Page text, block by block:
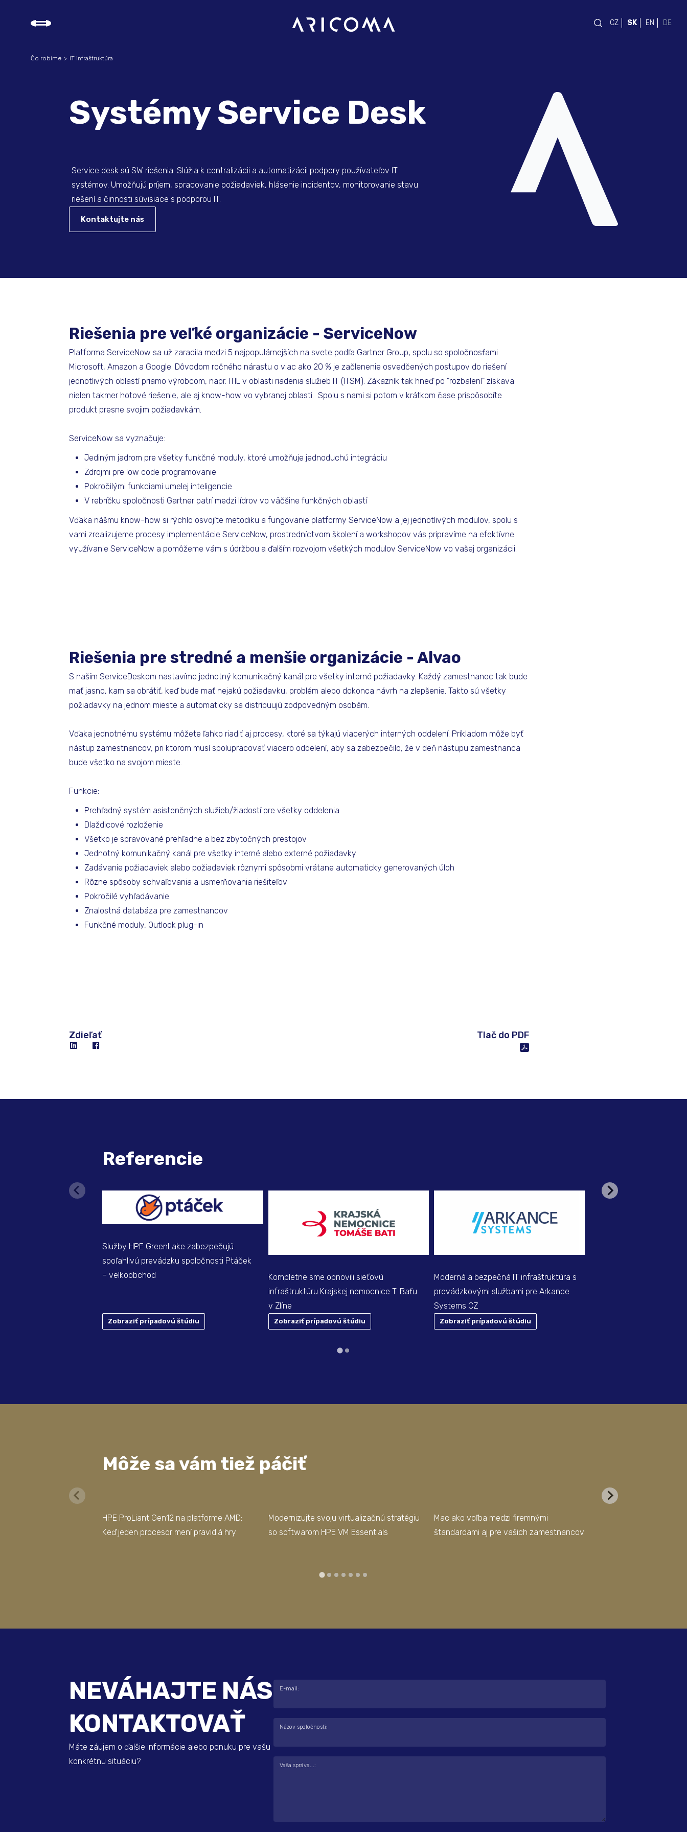
CZ SK EN DE
Systémy Service Desk
Service desk sú SW riešenia. Slúžia k centralizácii a automatizácii podpory používateľov IT
systémov. Umožňujú príjem, spracovanie požiadaviek, hlásenie incidentov, monitorovanie stavu
riešení a činnosti súvisiace s podporou IT.
Kontaktujte nás
Čo robíme IT infraštruktúra
Riešenia pre veľké organizácie - ServiceNow
Platforma ServiceNow sa už zaradila medzi 5 najpopulárnejších na svete podľa Gartner Group, spolu so spoločnosťami
Microsoft, Amazon a Google. Dôvodom ročného nárastu o viac ako 20 % je začlenenie osvedčených postupov do riešení
jednotlivých oblastí priamo výrobcom, napr. ITIL v oblasti riadenia služieb IT (ITSM). Zákazník tak hneď po "rozbalení" získava
nielen takmer hotové riešenie, ale aj know-how vo vybranej oblasti. Spolu s nami si potom v krátkom čase prispôsobíte
produkt presne svojim požiadavkám.
ServiceNow sa vyznačuje:
Jediným jadrom pre všetky funkčné moduly, ktoré umožňuje jednoduchú integráciu
Zdrojmi pre low code programovanie
Pokročilými funkciami umelej inteligencie
V rebríčku spoločnosti Gartner patrí medzi lídrov vo väčšine funkčných oblastí
Vďaka nášmu know-how si rýchlo osvojíte metodiku a fungovanie platformy ServiceNow a jej jednotlivých modulov, spolu s
vami zrealizujeme procesy implementácie ServiceNow, prostredníctvom školení a workshopov vás pripravíme na efektívne
využívanie ServiceNow a pomôžeme vám s údržbou a ďalším rozvojom všetkých modulov ServiceNow vo vašej organizácii.
Riešenia pre stredné a menšie organizácie - Alvao
S naším ServiceDeskom nastavíme jednotný komunikačný kanál pre všetky interné požiadavky. Každý zamestnanec tak bude
mať jasno, kam sa obrátiť, keď bude mať nejakú požiadavku, problém alebo dokonca návrh na zlepšenie. Takto sú všetky
požiadavky na jednom mieste a automaticky sa distribuujú zodpovedným osobám.
Vďaka jednotnému systému môžete ľahko riadiť aj procesy, ktoré sa týkajú viacerých interných oddelení. Príkladom môže byť
nástup zamestnancov, pri ktorom musí spolupracovať viacero oddelení, aby sa zabezpečilo, že v deň nástupu zamestnanca
bude všetko na svojom mieste.
Funkcie:
Prehľadný systém asistenčných služieb/žiadostí pre všetky oddelenia
Dlaždicové rozloženie
Všetko je spravované prehľadne a bez zbytočných prestojov
Jednotný komunikačný kanál pre všetky interné alebo externé požiadavky
Zadávanie požiadaviek alebo požiadaviek rôznymi spôsobmi vrátane automaticky generovaných úloh
Rôzne spôsoby schvaľovania a usmerňovania riešiteľov
Pokročilé vyhľadávanie
Znalostná databáza pre zamestnancov
Funkčné moduly, Outlook plug-in
Zdieľať Tlač do PDF
Referencie
Služby HPE GreenLake zabezpečujú
spoľahlivú prevádzku spoločnosti Ptáček
– velkoobchod
Zobraziť prípadovú štúdiu
Kompletne sme obnovili sieťovú
infraštruktúru Krajskej nemocnice T. Baťu
v Zlíne
Zobraziť prípadovú štúdiu
Moderná a bezpečná IT infraštruktúra s
prevádzkovými službami pre Arkance
Systems CZ
Zobraziť prípadovú štúdiu
Môže sa vám tiež páčiť
HPE ProLiant Gen12 na platforme AMD:
Keď jeden procesor mení pravidlá hry
Modernizujte svoju virtualizačnú stratégiu
so softwarom HPE VM Essentials
Mac ako voľba medzi firemnými
štandardami aj pre vašich zamestnancov
NEVÁHAJTE NÁS
KONTAKTOVAŤ
Máte záujem o ďalšie informácie alebo ponuku pre vašu
konkrétnu situáciu?
E-mail:
Názov spoločnosti:
Vaša správa...: